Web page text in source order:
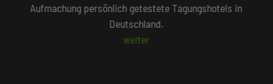
persönlich vor Ort geprüft wurden.
Beliebte Suchlisten